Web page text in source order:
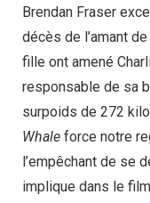
Brendan Fraser
décès de l’amant
fille ont amené
responsable de sa
surpoids de 272
Whale force notre
l’empêchant de se
implique dans le